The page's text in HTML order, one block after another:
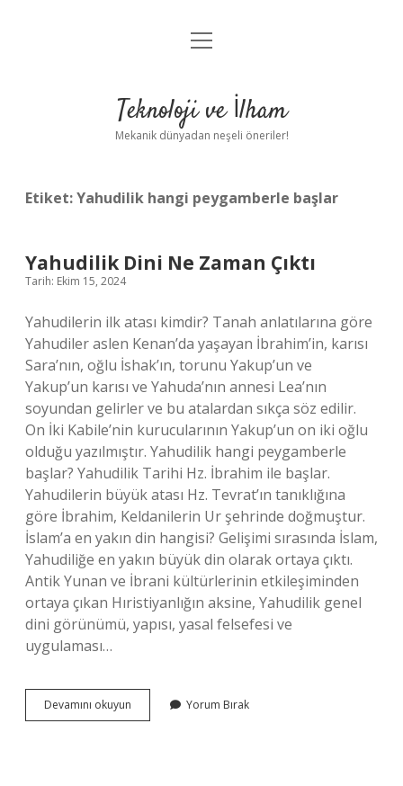
Anasayfa
Yasal Uyarı
menüyü
Teknoloji ve İlham
Mekanik dünyadan neşeli öneriler!
Etiket:Yahudilik hangi peygamberle başlar
Yahudilik Dini Ne Zaman Çıktı
Tarih: Ekim 15, 2024
Yahudilerin ilk atası kimdir? Tanah anlatılarına göre
Yahudiler aslen Kenan’da yaşayan İbrahim’in, karısı
Sara’nın, oğlu İshak’ın, torunu Yakup’un ve
Yakup’un karısı ve Yahuda’nın annesi Lea’nın
soyundan gelirler ve bu atalardan sıkça söz edilir.
On İki Kabile’nin kurucularının Yakup’un on iki oğlu
olduğu yazılmıştır. Yahudilik hangi peygamberle
başlar? Yahudilik Tarihi Hz. İbrahim ile başlar.
Yahudilerin büyük atası Hz. Tevrat’ın tanıklığına
göre İbrahim, Keldanilerin Ur şehrinde doğmuştur.
İslam’a en yakın din hangisi? Gelişimi sırasında İslam,
Yahudiliğe en yakın büyük din olarak ortaya çıktı.
Antik Yunan ve İbrani kültürlerinin etkileşiminden
ortaya çıkan Hıristiyanlığın aksine, Yahudilik genel
dini görünümü, yapısı, yasal felsefesi ve
uygulaması…
Devamını okuyun Yahudilik
Dini
Yorum Bırak